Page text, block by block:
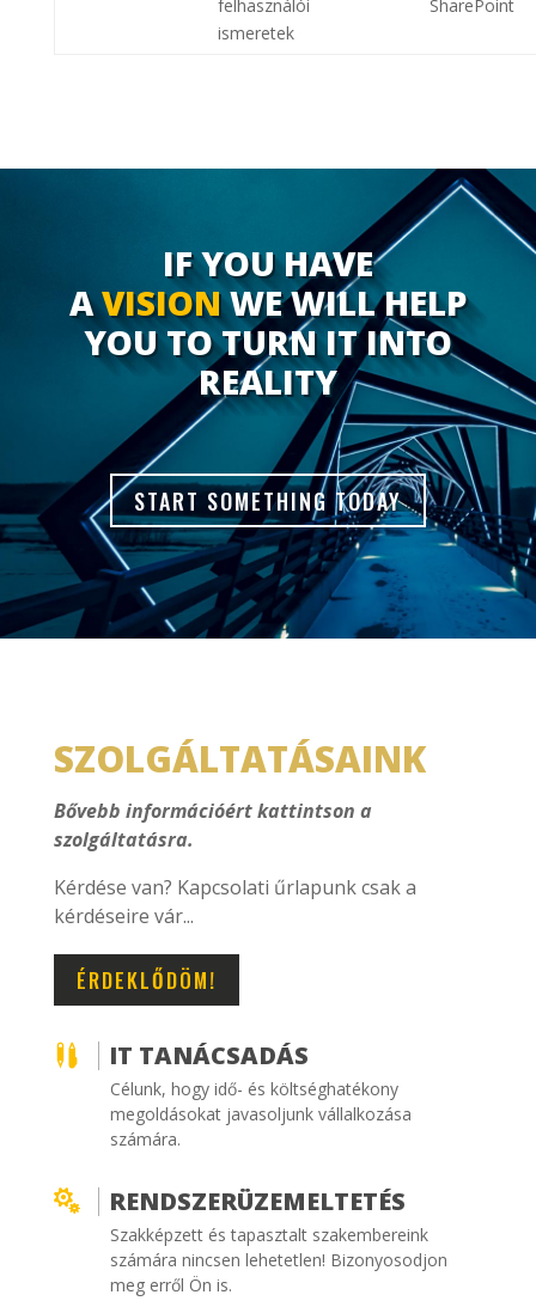
felhasználói
ismeretek
SharePoint
IF YOU HAVE
AVISIONWE WILL HELP
YOU TO TURN IT INTO
REALITY
START SOMETHING TODAY
SZOLGÁLTATÁSAINK
Bővebb információért kattintson a
szolgáltatásra.
Kérdése van? Kapcsolati űrlapunk csak a
kérdéseire vár...
ÉRDEKLŐDÖM!
 IT TANÁCSADÁS
Célunk, hogy idő- és költséghatékony
megoldásokat javasoljunk vállalkozása
számára.
 RENDSZERÜZEMELTETÉS
Szakképzett és tapasztalt szakembereink
számára nincsen lehetetlen! Bizonyosodjon
meg erről Ön is.